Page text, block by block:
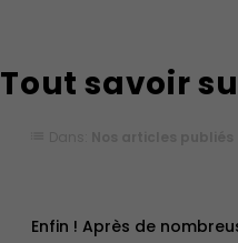
Tout savoir
Enfin ! Après de